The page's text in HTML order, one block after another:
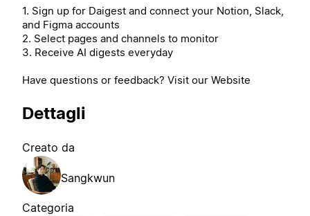
1. Sign up for Daigest and connect your Notion, Slack,
and Figma accounts
2. Select pages and channels to monitor
3. Receive AI digests everyday
Have questions or feedback? Visit our Website
Dettagli
Creato da
Sangkwun
Categoria